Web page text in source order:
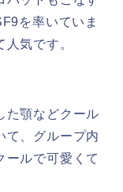
を率いていま
気です。
た顎などクール
て、グループ内
ールで可愛くて